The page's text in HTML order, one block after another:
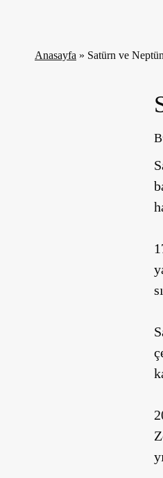
Anasayfa » Satürn ve